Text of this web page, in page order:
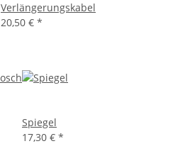
Verlängerungskabel
20,50 € *
Spiegel
17,30 € *